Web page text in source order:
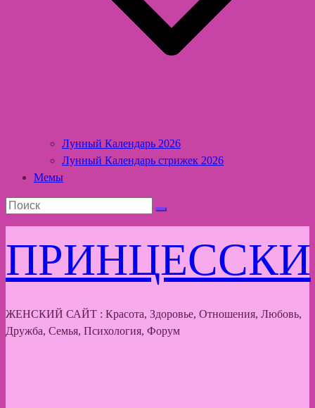
Лунный Календарь 2026
Лунный Календарь стрижек 2026
Мемы
ПРИНЦЕССКИ
ЖЕНСКИЙ САЙТ : Красота, Здоровье, Отношения, Любовь,
Дружба, Семья, Психология, Форум